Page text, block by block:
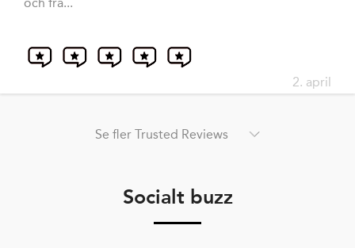
2. april
Se fler Trusted Reviews
Socialt buzz